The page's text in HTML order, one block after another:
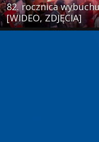
82. rocznica
[WIDEO, ZDJĘCIA]